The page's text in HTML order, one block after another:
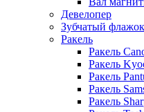
Девелопер
Зубчатый флажок
Ракель
Ракель
Ракель
Ракель
Ракель
Ракель